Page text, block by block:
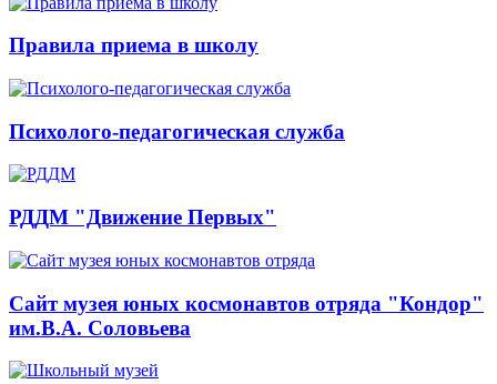
Правила приема в школу
Психолого-педагогическая служба
РДДМ "Движение Первых"
Сайт музея юных космонавтов отряда "Кондор"
им.В.А. Соловьева